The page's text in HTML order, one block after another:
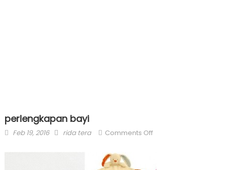
perlengkapan bayi
Posted
Feb 19, 2016 Author
rida tera Comments Offon